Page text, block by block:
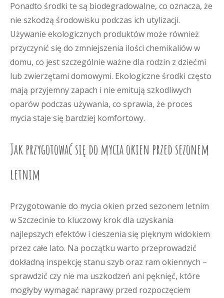
Ponadto środki te są biodegradowalne, co oznacza, że
nie szkodzą środowisku podczas ich utylizacji.
Używanie ekologicznych produktów może również
przyczynić się do zmniejszenia ilości chemikaliów w
domu, co jest szczególnie ważne dla rodzin z dziećmi
lub zwierzętami domowymi. Ekologiczne środki często
mają przyjemny zapach i nie emitują szkodliwych
oparów podczas używania, co sprawia, że proces
mycia staje się bardziej komfortowy.
Jak przygotować się do mycia okien przed sezonem
letnim
Przygotowanie do mycia okien przed sezonem letnim
w Szczecinie to kluczowy krok dla uzyskania
najlepszych efektów i cieszenia się pięknym widokiem
przez całe lato. Na początku warto przeprowadzić
dokładną inspekcję stanu szyb oraz ram okiennych –
sprawdzić czy nie ma uszkodzeń ani pęknięć, które
mogłyby wymagać naprawy przed rozpoczęciem